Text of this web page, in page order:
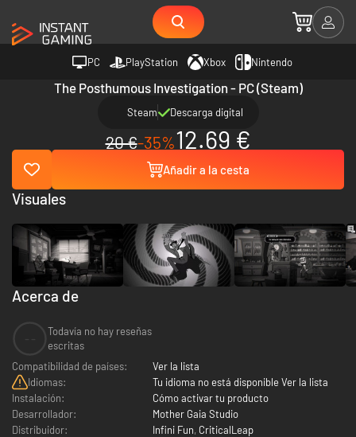
PC PlayStation Xbox Nintendo
The Posthumous Investigation - PC (Steam)
Steam Descarga digital
20 €-35%12.69 €
Añadir a la cesta
Acerca de
Todavía no hay reseñas
escritas
Compatibilidad de países:
Ver la lista
Idiomas:
Tu idioma no está disponible Ver la lista
Instalación:
Cómo activar tu producto
Desarrollador:
Mother Gaia Studio
Distribuidor:
Infini Fun, CriticalLeap
Visuales